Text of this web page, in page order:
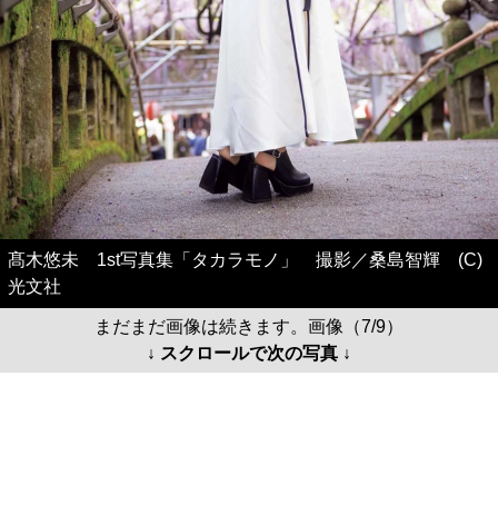
髙木悠未 1st写真集「タカラモノ」 撮影／桑島智輝 (C)
光文社
まだまだ画像は続きます。画像（7/9）
↓ スクロールで次の写真 ↓